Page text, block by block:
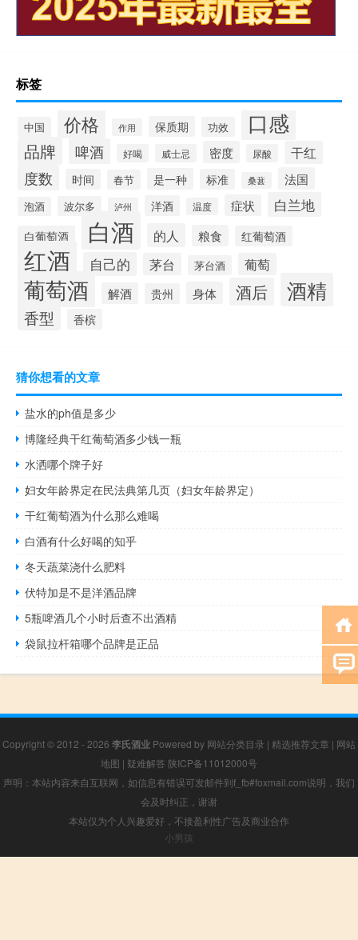
标签
中国 价格 作用 保质期 功效 口感
品牌 啤酒 好喝 威士忌 密度 尿酸 干红
度数 时间 春节 是一种 标准 桑葚 法国
泡酒 波尔多 泸州 洋酒 温度 症状 白兰地
白葡萄酒 白酒 的人 粮食 红葡萄酒
红酒 自己的 茅台 茅台酒 葡萄
葡萄酒 解酒 贵州 身体 酒后 酒精
香型 香槟
猜你想看的文章
盐水的ph值是多少
博隆经典干红葡萄酒多少钱一瓶
水洒哪个牌子好
妇女年龄界定在民法典第几页（妇女年龄界定）
干红葡萄酒为什么那么难喝
白酒有什么好喝的知乎
冬天蔬菜浇什么肥料
伏特加是不是洋酒品牌
5瓶啤酒几个小时后查不出酒精
袋鼠拉杆箱哪个品牌是正品
Copyright © 2012 - 2026 李氏酒业 Powered by 网站分类目录 | 精选推荐文章 | 网站
地图 | 疑难解答 陕ICP备11012000号
声明：本站内容来自互联网，如信息有错误可发邮件到f_fb#foxmail.com说明，我们
会及时纠正，谢谢
本站仅为个人兴趣爱好，不接盈利性广告及商业合作
小男孩